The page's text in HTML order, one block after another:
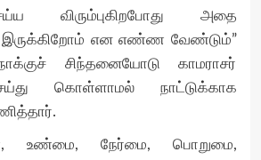
விரும்புகிறபோது அதை
இருக்கிறோம் என எண்ண வேண்டும்”
சிந்தனையோடு காமராசர்
கொள்ளாமல் நாட்டுக்காக
உண்மை, நேர்மை, பொறுமை,